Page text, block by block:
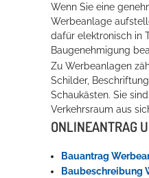
Wirtschaft
Rathaus
Konzerte, Tagungen und vieles mehr
Wenn Sie eine
Werbeanlage
dafür elektronisch in
Baugenehmigung
Zu Werbeanlagen
Schilder,
Schaukästen. Sie
Verkehrsraum aus
ONLINEANTRAG
Bauantrag
Baubeschreibung